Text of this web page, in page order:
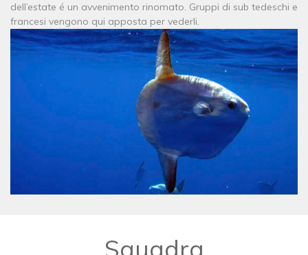
dell’estate é un avvenimento rinomato. Gruppi di sub tedeschi e
francesi vengono qui apposta per vederli.​
Squadra